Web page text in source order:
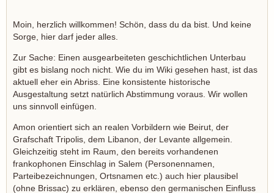
Moin, herzlich willkommen! Schön, dass du da bist. Und keine
Sorge, hier darf jeder alles.
Zur Sache: Einen ausgearbeiteten geschichtlichen Unterbau
gibt es bislang noch nicht. Wie du im Wiki gesehen hast, ist das
aktuell eher ein Abriss. Eine konsistente historische
Ausgestaltung setzt natürlich Abstimmung voraus. Wir wollen
uns sinnvoll einfügen.
Amon orientiert sich an realen Vorbildern wie Beirut, der
Grafschaft Tripolis, dem Libanon, der Levante allgemein.
Gleichzeitig steht im Raum, den bereits vorhandenen
frankophonen Einschlag in Salem (Personennamen,
Parteibezeichnungen, Ortsnamen etc.) auch hier plausibel
(ohne Brissac) zu erklären, ebenso den germanischen Einfluss